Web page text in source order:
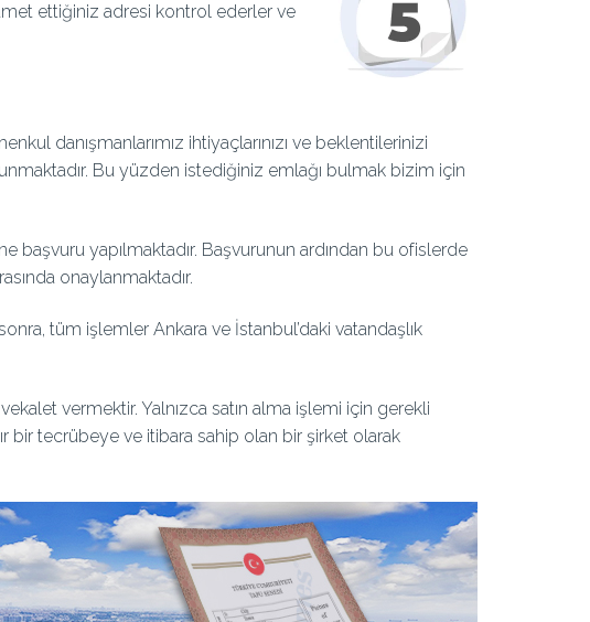
ettiğiniz adresi kontrol ederler ve
danışmanlarımız ihtiyaçlarınızı ve beklentilerinizi
Bu yüzden istediğiniz emlağı bulmak bizim için
başvuru yapılmaktadır. Başvurunun ardından bu ofislerde
onaylanmaktadır.
tüm işlemler Ankara ve İstanbul’daki vatandaşlık
vermektir. Yalnızca satın alma işlemi için gerekli
bir tecrübeye ve itibara sahip olan bir şirket olarak